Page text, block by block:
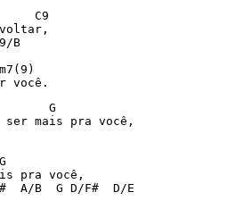
C9
voltar,
B
você.
G
ser mais pra você,
pra você,
A/B  G D/F#  D/E